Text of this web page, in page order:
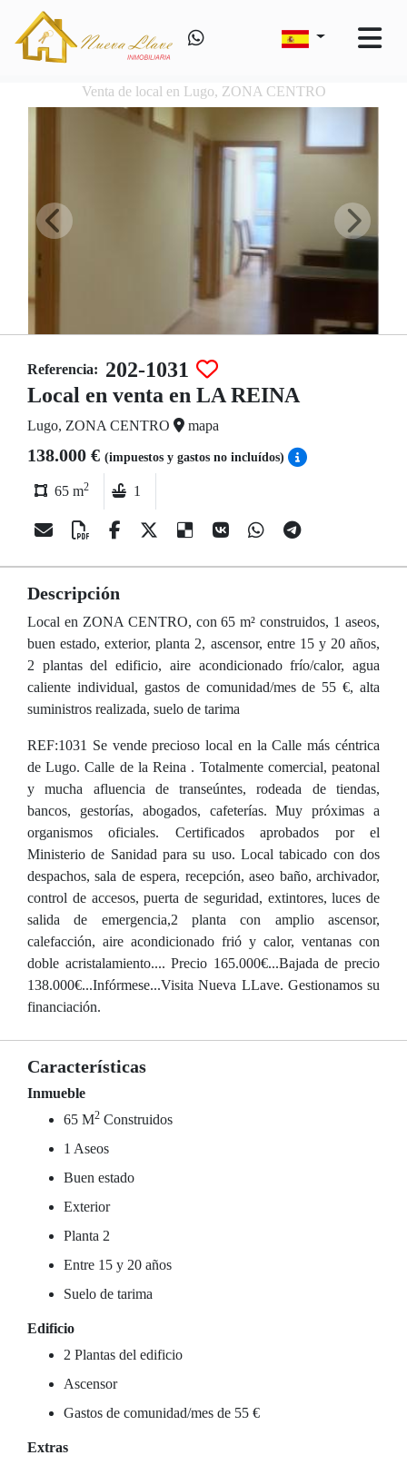
Venta de local en Lugo, ZONA CENTRO
Referencia: 202-1031
Local en venta en LA REINA
Lugo, ZONA CENTRO mapa
138.000 € (impuestos y gastos no incluídos)
65 m2 1
Descripción
Local en ZONA CENTRO, con 65 m² construidos, 1 aseos,
buen estado, exterior, planta 2, ascensor, entre 15 y 20 años,
2 plantas del edificio, aire acondicionado frío/calor, agua
caliente individual, gastos de comunidad/mes de 55 €, alta
suministros realizada, suelo de tarima
REF:1031 Se vende precioso local en la Calle más céntrica
de Lugo. Calle de la Reina . Totalmente comercial, peatonal
y mucha afluencia de transeúntes, rodeada de tiendas,
bancos, gestorías, abogados, cafeterías. Muy próximas a
organismos oficiales. Certificados aprobados por el
Ministerio de Sanidad para su uso. Local tabicado con dos
despachos, sala de espera, recepción, aseo baño, archivador,
control de accesos, puerta de seguridad, extintores, luces de
salida de emergencia,2 planta con amplio ascensor,
calefacción, aire acondicionado frió y calor, ventanas con
doble acristalamiento.... Precio 165.000€...Bajada de precio
138.000€...Infórmese...Visita Nueva LLave. Gestionamos su
financiación.
Características
Inmueble
65 M2 Construidos
1 Aseos
Buen estado
Exterior
Planta 2
Entre 15 y 20 años
Suelo de tarima
Edificio
2 Plantas del edificio
Ascensor
Gastos de comunidad/mes de 55 €
Extras